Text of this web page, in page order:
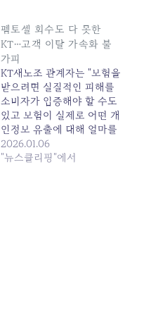
펨토셀 회수도 다 못한
KT…고객 이탈 가속화 불
가피
KT새노조 관계자는 "보험을
받으려면 실질적인 피해를
소비자가 입증해야 할 수도
있고 보험이 실제로 어떤 개
인정보 유출에 대해 얼마를
보상하는지 명확하지 않
다"라며 "고객을 붙잡기 위
2026.01.06
"뉴스클리핑"에서